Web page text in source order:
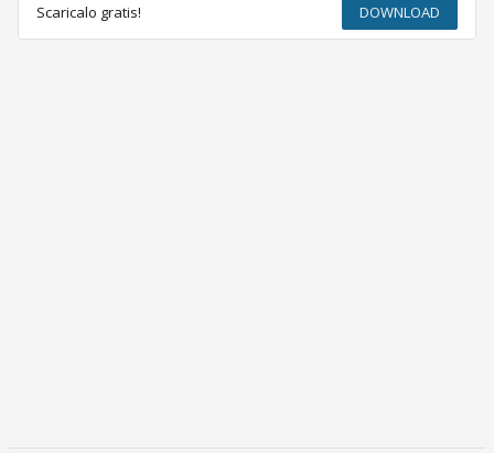
Scaricalo gratis! DOWNLOAD